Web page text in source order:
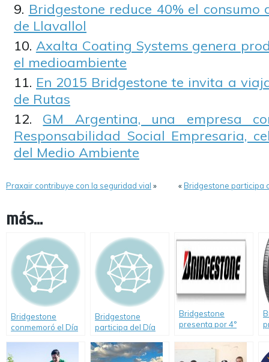
Bridgestone reduce 40% el
de Llavallol
Axalta Coating Systems genera
el medioambiente
En 2015 Bridgestone te invita a
de Rutas
GM Argentina, una empresa
Responsabilidad Social Empresaria,
del Medio Ambiente
Praxair contribuye con la seguridad vial » «Bridgestone participa
más...
Bridgestone
conmemoró el Día
Seguridad Vial.
Bridgestone
participa del Día
Seguridad Vial
Bridgestone
presenta por 4°
los resultados de
su programa “Por